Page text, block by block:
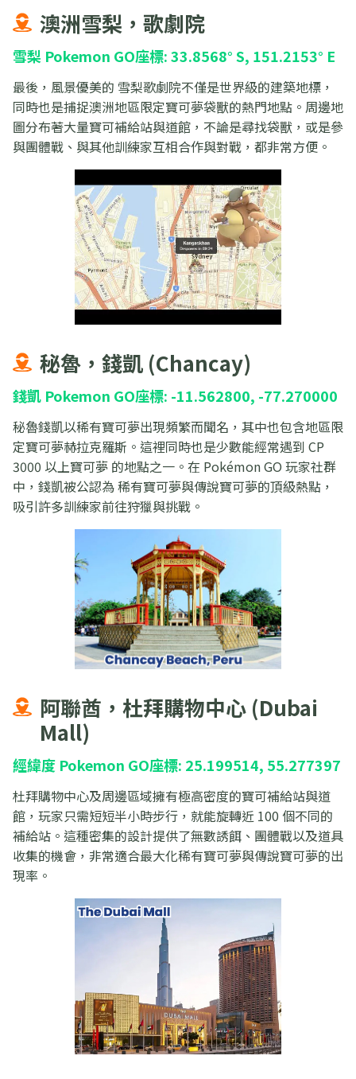
澳洲雪梨，歌劇院
雪梨 Pokemon GO座標: 33.8568° S, 151.2153° E
最後，風景優美的 雪梨歌劇院不僅是世界級的建築地標，
同時也是捕捉澳洲地區限定寶可夢袋獸的熱門地點。周邊地
圖分布著大量寶可補給站與道館，不論是尋找袋獸，或是參
與團體戰、與其他訓練家互相合作與對戰，都非常方便。
秘魯，錢凱 (Chancay)
錢凱 Pokemon GO座標: -11.562800, -77.270000
秘魯錢凱以稀有寶可夢出現頻繁而聞名，其中也包含地區限
定寶可夢赫拉克羅斯。這裡同時也是少數能經常遇到 CP
3000 以上寶可夢 的地點之一。在 Pokémon GO 玩家社群
中，錢凱被公認為 稀有寶可夢與傳說寶可夢的頂級熱點，
吸引許多訓練家前往狩獵與挑戰。
阿聯酋，杜拜購物中心 (Dubai
Mall)
經緯度 Pokemon GO座標: 25.199514, 55.277397
杜拜購物中心及周邊區域擁有極高密度的寶可補給站與道
館，玩家只需短短半小時步行，就能旋轉近 100 個不同的
補給站。這種密集的設計提供了無數誘餌、團體戰以及道具
收集的機會，非常適合最大化稀有寶可夢與傳說寶可夢的出
現率。